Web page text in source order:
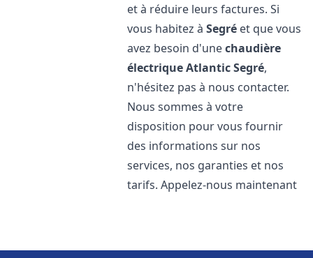
et à réduire leurs factures. Si
vous habitez àSegré et que vous
avez besoin d'unechaudière
électrique AtlanticSegré,
n'hésitez pas à nous contacter.
Nous sommes à votre
disposition pour vous fournir
des informations sur nos
services, nos garanties et nos
tarifs. Appelez-nous maintenant